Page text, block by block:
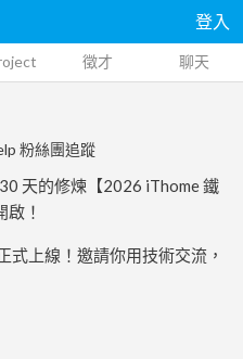
登入
徵才 聊天
粉絲團追蹤
天的修煉【2026 iThome 鐵
啟！
上線！邀請你用技術交流，